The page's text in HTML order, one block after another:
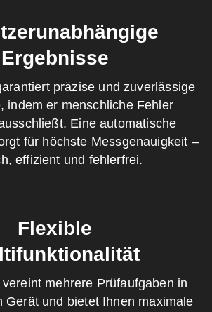
Ergebnisse
präzise und zuverlässige
indem er menschliche Fehler
Eine automatische
für höchste Messgenauigkeit –
effizient und fehlerfrei.
Flexible
mehrere Prüfaufgaben in
Gerät und bietet Ihnen maximale